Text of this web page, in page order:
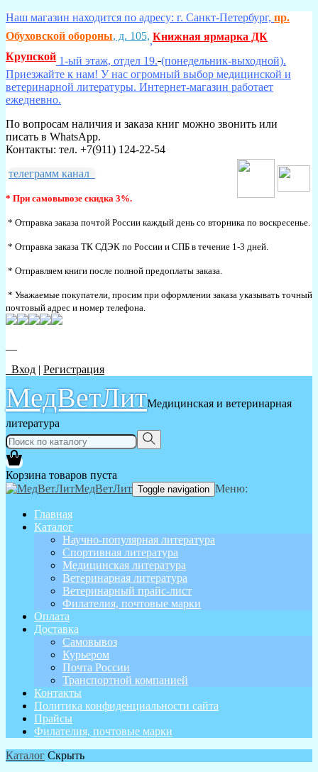
Наш магазин находится по адресу: г. Санкт-Петербург, пр.
Обуховской обороны, д. 105,,Книжная ярмарка ДК
Крупской 1-ый этаж, отдел 19. (понедельник-выходной).
Приезжайте к нам! У нас огромный выбор медицинской и
ветеринарной литературы. Интернет-магазин работает
ежедневно.
По вопросам наличия и заказа книг можно звонить или
писать в WhatsApp.
Контакты: тел. +7(911) 124-22-54
телеграмм канал
* При самовывозе скидка 3%.
* Отправка заказа почтой России каждый день со вторника по воскресенье.
* Отправка заказа ТК СДЭК по России и СПБ в течение 1-3 дней.
* Отправляем книги после полной предоплаты заказа.
* Уважаемые покупатели, просим при оформлении заказа указывать точный
почтовый адрес и номер телефона.
Вход | Регистрация
МедВетЛитМедицинская и ветеринарная
литература
Корзина товаров пуста
МедВетЛит Toggle navigation Меню:
Главная
Каталог
Научно-популярная литература
Спортивная литература
Медицинская литература
Ветеринарная литература
Ветеринарный прайс-лист
Филателия, почтовые марки
Оплата
Доставка
Самовывоз
Курьером
Почта России
Транспортной компанией
Контакты
Политика конфиденциальности сайта
Прайсы
Филателия, почтовые марки
Каталог Скрыть